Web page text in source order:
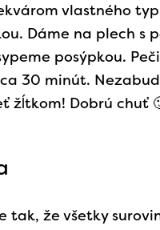
vlastného
Dáme na plech s
posýpkou.
30 minút.
žĺtkom! Dobrú chuť
tak, že všetky